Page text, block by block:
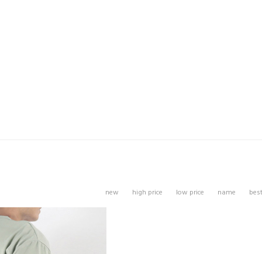
new high price low price name best